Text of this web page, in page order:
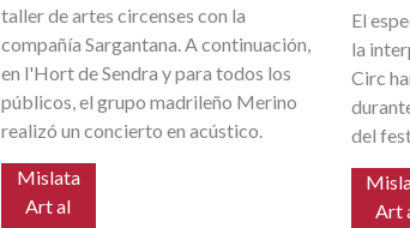
taller de artes circenses con la
compañía Sargantana. A continuación,
en l'Hort de Sendra y para todos los
públicos, el grupo madrileño Merino
realizó un concierto en acústico.
Mislata
Art al
El
la
Circ
del
Art